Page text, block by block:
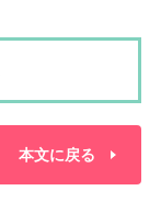
本文に戻る